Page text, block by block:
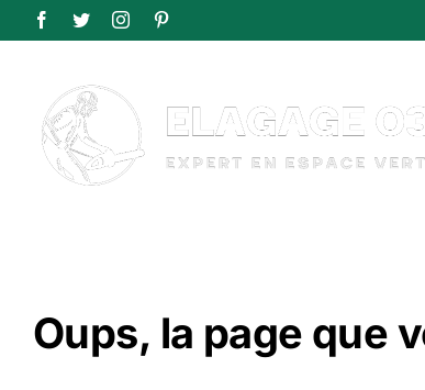
Passer
Facebook
TwitterInstagramPinterest
Oups, la page que